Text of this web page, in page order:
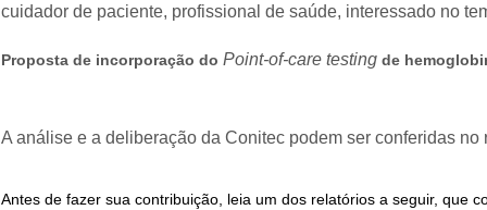
cuidador de paciente, profissional de saúde, interessado no
Proposta de incorporação do Point-of-care testing de
A análise e a deliberação da Conitec podem ser conferidas no
Antes de fazer sua contribuição, leia um dos relatórios a seguir, que